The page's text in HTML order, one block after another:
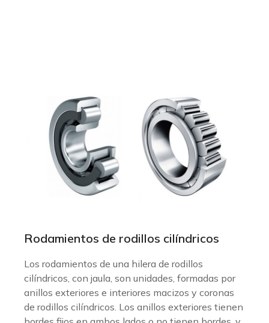
Rodamientos de rodillos cilíndricos
Los rodamientos de una hilera de rodillos
cilíndricos, con jaula, son unidades, formadas por
anillos exteriores e interiores macizos y coronas
de rodillos cilíndricos. Los anillos exteriores tienen